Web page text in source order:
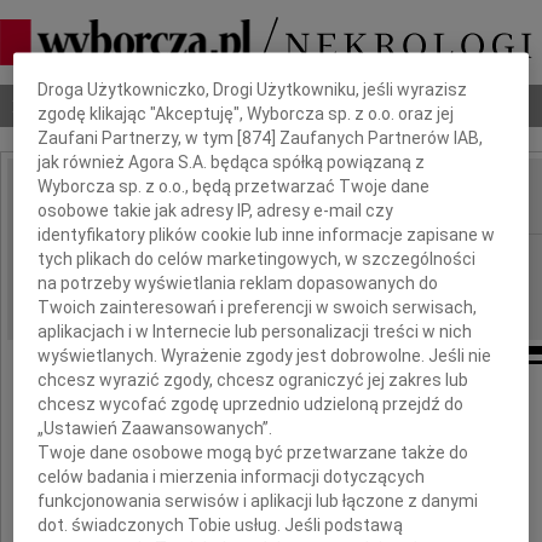
Nekrologi Odeszli Poradnik pogrzebowy
IMIĘ I NAZWISKO:
REGION: Poznań
DATA EMISJI: 03.01.2013
Aga
Gracias por todo el amor que nos prodigaste.
Dbamy o Twoją prywatność
Droga Użytkowniczko, Drogi Użytkowniku, jeśli wyrazisz
zgodę klikając "Akceptuję", Wyborcza sp. z o.o. oraz jej
Zaufani Partnerzy, w tym [874 ] Zaufanych Partnerów IAB,
jak również Agora S.A. będąca spółką powiązaną z
Wyborcza sp. z o.o., będą przetwarzać Twoje dane
osobowe takie jak adresy IP, adresy e-mail czy
identyfikatory plików cookie lub inne informacje zapisane w
tych plikach do celów marketingowych, w szczególności
na potrzeby wyświetlania reklam dopasowanych do
Twoich zainteresowań i preferencji w swoich serwisach,
aplikacjach i w Internecie lub personalizacji treści w nich
wyświetlanych. Wyrażenie zgody jest dobrowolne. Jeśli nie
chcesz wyrazić zgody, chcesz ograniczyć jej zakres lub
chcesz wycofać zgodę uprzednio udzieloną przejdź do
„Ustawień Zaawansowanych”.
Twoje dane osobowe mogą być przetwarzane także do
celów badania i mierzenia informacji dotyczących
funkcjonowania serwisów i aplikacji lub łączone z danymi
dot. świadczonych Tobie usług. Jeśli podstawą